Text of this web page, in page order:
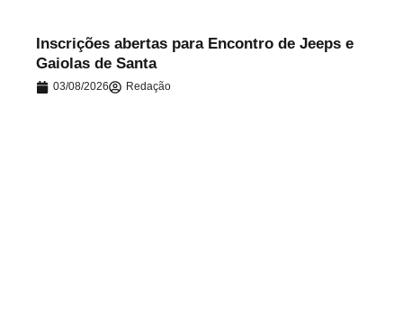
Inscrições abertas para Encontro de Jeeps e
Gaiolas de Santa
03/08/2026 Redação